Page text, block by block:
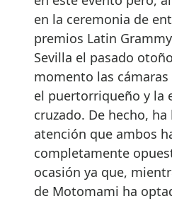
en la ceremonia de
premios Latin
Sevilla el pasado
momento las
el puertorriqueño y la
cruzado. De hecho,
atención que ambos
completamente
ocasión ya que,
de Motomami ha